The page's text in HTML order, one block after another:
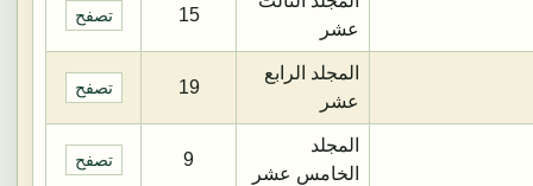
عشر
15 تصفح
المجلد الرابع
عشر
19 تصفح
المجلد
الخامس عشر
9 تصفح